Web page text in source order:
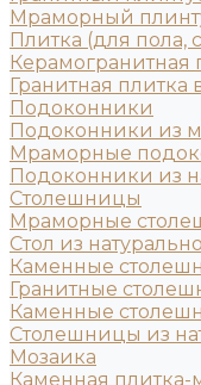
Мраморный
Плитка (для пола,
Керамогранитная
Гранитная плитка
Подоконники
Подоконники из
Мраморные
Подоконники из
Столешницы
Мраморные
Стол из
Каменные
Гранитные
Каменные
Столешницы из
Мозаика
Каменная плитка-